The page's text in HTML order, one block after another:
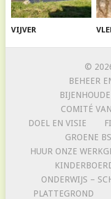
VIJVER
©
BEHEER
COMITÉ
DOEL EN VISIE
GROENE
HUUR ONZE
ONDERWIJS –
PLATTEGROND